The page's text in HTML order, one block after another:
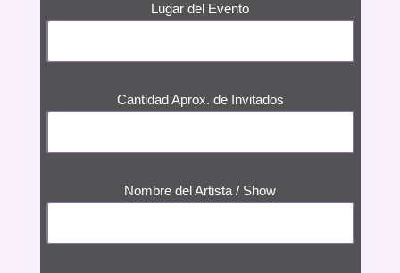
Lugar del Evento
Cantidad Aprox. de Invitados
Nombre del Artista / Show